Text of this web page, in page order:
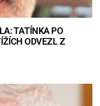
TATÍNKA PO
ODVEZL Z